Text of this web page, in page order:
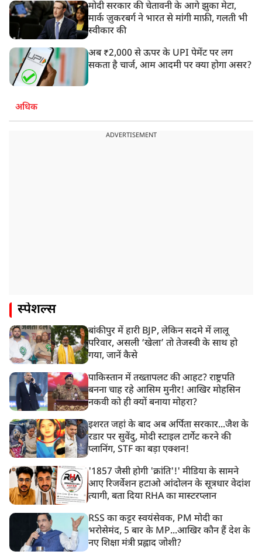
मोदी सरकार की चेतावनी के आगे झुका मेटा,
मार्क ज़ुकरबर्ग ने भारत से मांगी माफ़ी, गलती भी
स्वीकार की
अब ₹2,000 से ऊपर के UPI पेमेंट पर लग
सकता है चार्ज, आम आदमी पर क्या होगा असर?
अधिक
ADVERTISEMENT
स्पेशल्स
बांकीपुर में हारी BJP, लेकिन सदमे में लालू
परिवार, असली ‘खेला’ तो तेजस्वी के साथ हो
गया, जानें कैसे
पाकिस्तान में तख्तापलट की आहट? राष्ट्रपति
बनना चाह रहे आसिम मुनीर! आखिर मोहसिन
नकवी को ही क्यों बनाया मोहरा?
इशरत जहां के बाद अब अर्पिता सरकार...जैश के
रडार पर सुवेंदु, मोदी स्टाइल टार्गेट करने की
प्लानिंग, STF का बड़ा एक्शन!
'1857 जैसी होगी 'क्रांति'!' मीडिया के सामने
आए रिजर्वेशन हटाओ आंदोलन के सूत्रधार वेदांश
त्यागी, बता दिया RHA का मास्टरप्लान
RSS का कट्टर स्वयंसेवक, PM मोदी का
भरोसेमंद, 5 बार के MP...आखिर कौन हैं देश के
नए शिक्षा मंत्री प्रह्लाद जोशी?